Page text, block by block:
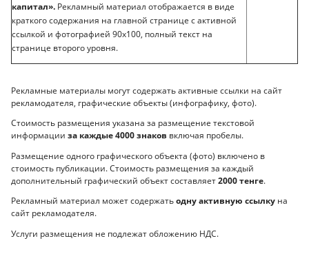
капитал». Рекламный материал отображается в виде
краткого содержания на главной странице с активной
ссылкой и фотографией 90х100, полный текст на
странице второго уровня.
Рекламные материалы могут содержать активные ссылки на сайт
рекламодателя, графические объекты (инфографику, фото).
Стоимость размещения указана за размещение текстовой
информации за каждые 4000 знаков включая пробелы.
Размещение одного графического объекта (фото) включено в
стоимость публикации. Стоимость размещения за каждый
дополнительный графический объект составляет2000 тенге.
Рекламный материал может содержатьодну активную ссылку на
сайт рекламодателя.
Услуги размещения не подлежат обложению НДС.